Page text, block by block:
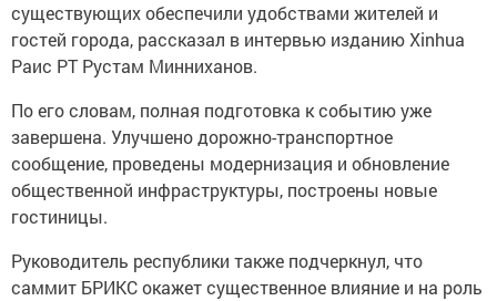
существующих обеспечили удобствами жителей и
гостей города, рассказал в интервью изданию Xinhua
Раис РТ Рустам Минниханов.
По его словам, полная подготовка к событию уже
завершена. Улучшено дорожно-транспортное
сообщение, проведены модернизация и обновление
общественной инфраструктуры, построены новые
гостиницы.
Руководитель республики также подчеркнул, что
саммит БРИКС окажет существенное влияние и на роль